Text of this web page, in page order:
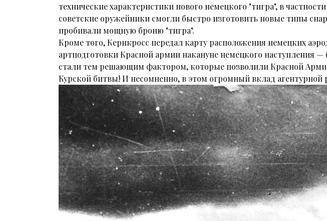
технические характеристики нового немецкого "тигра", в
советские оружейники смогли быстро изготовить новые типы
пробивали мощную броню "тигра".
Кроме того, Кернкросс передал карту расположения немецких
артподготовки Красной армии накануне немецкого наступления
стали тем решающим фактором, которые позволили Красной
Курской битвы! И несомненно, в этом огромный вклад агентурной